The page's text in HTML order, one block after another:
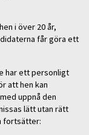
i över 20 år,
får göra ett
har ett personligt
att hen kan
uppnå den
lätt utan rätt
fortsätter: